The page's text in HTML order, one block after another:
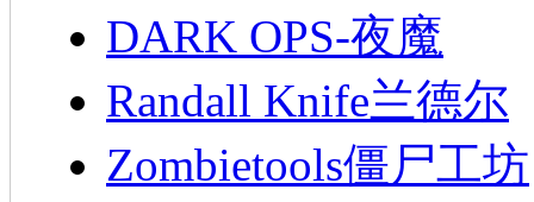
DARK OPS-夜魔
Randall Knife兰德尔
Zombietools僵尸工坊